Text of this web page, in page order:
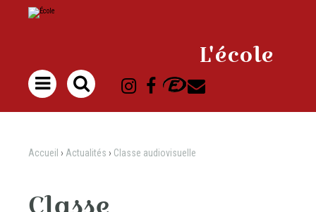
au
contenu.
personnels
L'école

Accueil › Actualités › Classe audiovisuelle